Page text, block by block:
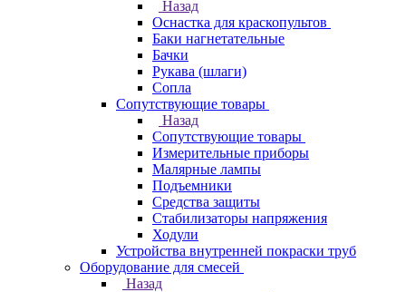
Назад
Оснастка для краскопультов
Баки нагнетательные
Бачки
Рукава (шлаги)
Сопла
Сопутствующие товары
Назад
Сопутствующие товары
Измерительные приборы
Малярные лампы
Подъемники
Средства защиты
Стабилизаторы напряжения
Ходули
Устройства внутренней покраски труб
Оборудование для смесей
Назад